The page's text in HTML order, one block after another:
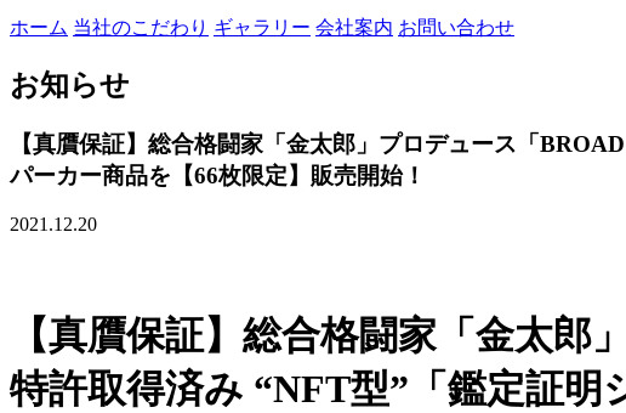
ホーム 当社のこだわり ギャラリー 会社案内 お問い合わせ
お知らせ
【真贋保証】総合格闘家「金太郎」プロデュース「
パーカー商品を【66枚限定】販売開始！
2021.12.20
【真贋保証】総合格闘家「金太
特許取得済み “NFT型”「鑑定証明